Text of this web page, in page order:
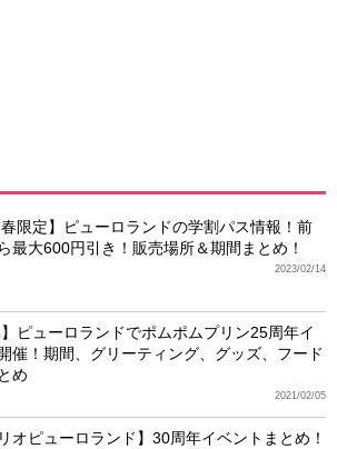
春限定】ピューロランドの学割パス情報！前
最大600円引き！販売場所＆期間まとめ！
2023/02/14
】ピューロランドでポムポムプリン25周年イ
催！期間、グリーティング、グッズ、フード
め
2021/02/05
リオピューロランド】30周年イベントまとめ！